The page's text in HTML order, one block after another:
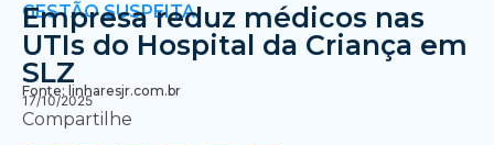
GESTÃO SUSPEITA
Empresa reduz médicos nas
UTIs do Hospital da Criança em
SLZ
Fonte: linharesjr.com.br
17/10/2025
Compartilhe